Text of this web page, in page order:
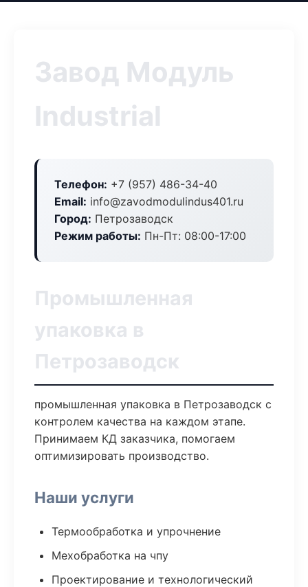
Завод Модуль
Industrial
Телефон: +7 (957) 486-34-40
Email: info@zavodmodulindus401.ru
Город: Петрозаводск
Режим работы: Пн-Пт: 08:00-17:00
Промышленная
упаковка в
Петрозаводск
промышленная упаковка в Петрозаводск с
контролем качества на каждом этапе.
Принимаем КД заказчика, помогаем
оптимизировать производство.
Наши услуги
Термообработка и упрочнение
Мехобработка на чпу
Проектирование и технологический